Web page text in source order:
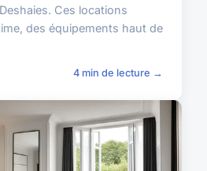
Ces locations
des équipements haut de
4 min de lecture →